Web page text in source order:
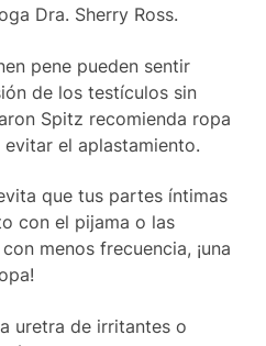
Dra. Sherry Ross.
pene pueden sentir
de los testículos sin
Spitz recomienda ropa
el aplastamiento.
que tus partes íntimas
con el pijama o las
menos frecuencia, ¡una
uretra de irritantes o